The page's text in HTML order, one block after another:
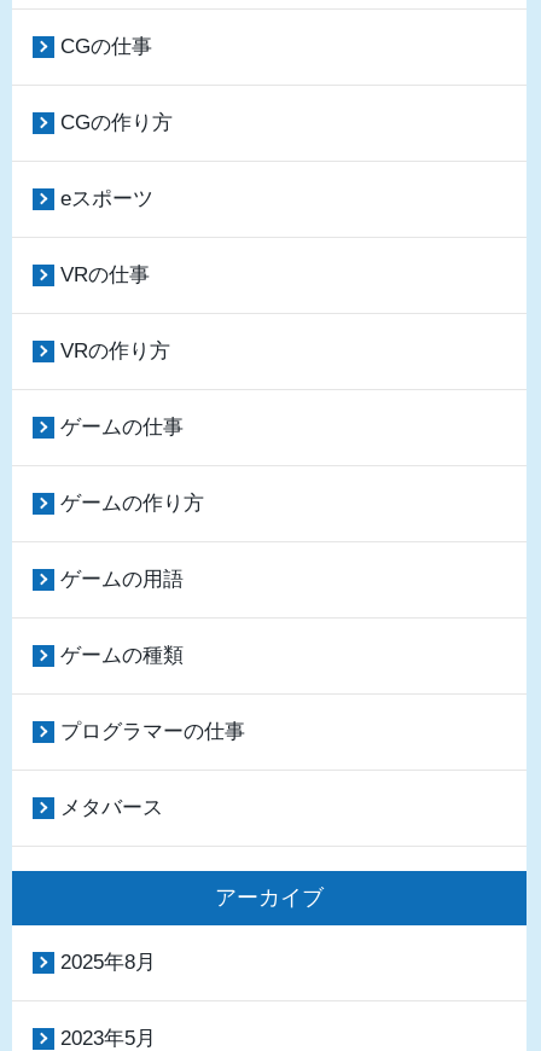
CGの仕事
CGの作り方
eスポーツ
VRの仕事
VRの作り方
ゲームの仕事
ゲームの作り方
ゲームの用語
ゲームの種類
プログラマーの仕事
メタバース
アーカイブ
2025年8月
2023年5月